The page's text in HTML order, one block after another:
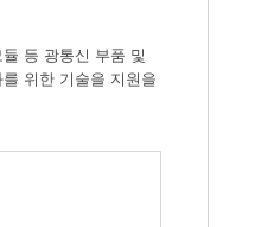
등 광통신 부품 및
위한 기술을 지원을